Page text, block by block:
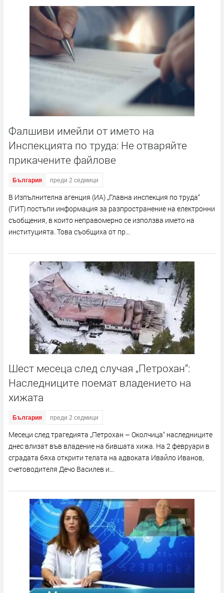
Фалшиви имейли от името на
Инспекцията по труда: Не отваряйте
прикачените файлове
България преди 2 седмици
В Изпълнителна агенция (ИА) „Главна инспекция по труда“
(ГИТ) постъпи информация за разпространение на електронни
съобщения, в които неправомерно се използва името на
институцията. Това съобщиха от пр...
Шест месеца след случая „Петрохан“:
Наследниците поемат владението на
хижата
България преди 2 седмици
Месеци след трагедията „Петрохан – Околчица“ наследниците
днес влизат във владение на бившата хижа. На 2 февруари в
сградата бяха открити телата на адвоката Ивайло Иванов,
счетоводителя Дечо Василев и...